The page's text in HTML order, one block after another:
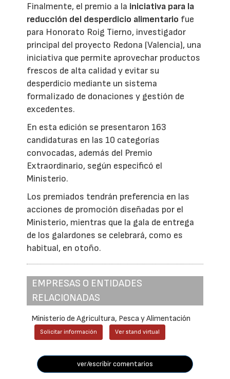
Finalmente, el premio a la iniciativa para la
reducción del desperdicio alimentario fue
para Honorato Roig Tierno, investigador
principal del proyecto Redona (Valencia), una
iniciativa que permite aprovechar productos
frescos de alta calidad y evitar su
desperdicio mediante un sistema
formalizado de donaciones y gestión de
excedentes.
En esta edición se presentaron 163
candidaturas en las 10 categorías
convocadas, además del Premio
Extraordinario, según especificó el
Ministerio.
Los premiados tendrán preferencia en las
acciones de promoción diseñadas por el
Ministerio, mientras que la gala de entrega
de los galardones se celebrará, como es
habitual, en otoño.
EMPRESAS O ENTIDADES
RELACIONADAS
Ministerio de Agricultura, Pesca y Alimentación
Solicitar información Ver stand virtual
ver/escribir comentarios